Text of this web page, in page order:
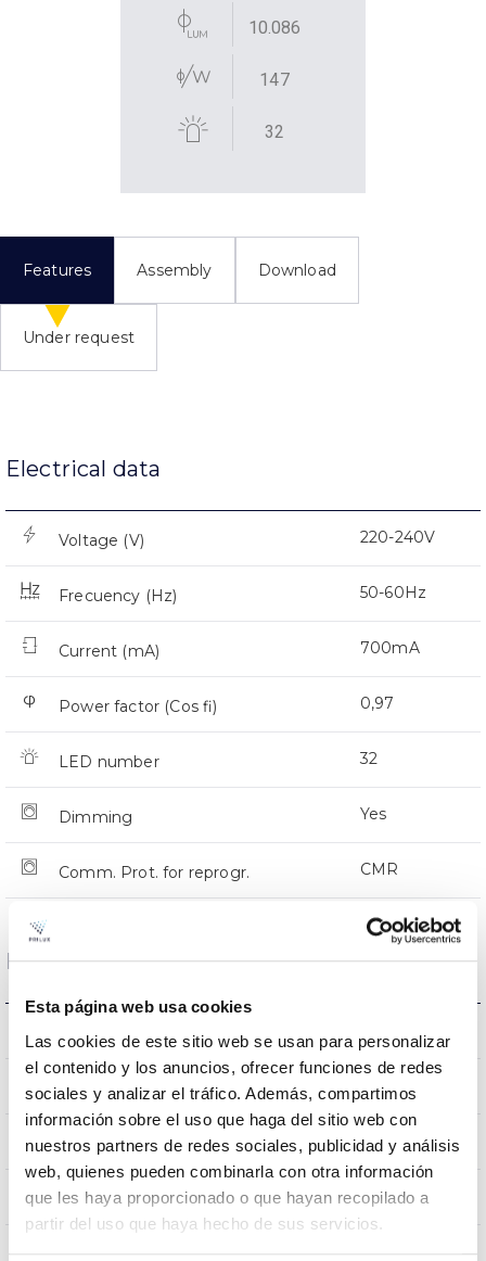
Esta página web usa cookies
Las cookies de este sitio web se usan para personalizar
el contenido y los anuncios, ofrecer funciones de redes
sociales y analizar el tráfico. Además, compartimos
información sobre el uso que haga del sitio web con
nuestros partners de redes sociales, publicidad y análisis
web, quienes pueden combinarla con otra información
que les haya proporcionado o que hayan recopilado a
partir del uso que haya hecho de sus servicios.
10.086
147
32
Features Assembly Download
Under request
Electrical data
Voltage (V) 220-240V
Frecuency (Hz) 50-60Hz
Current (mA) 700mA
Power factor (Cos fi) 0,97
LED number 32
Dimming Yes
Comm. Prot. for reprogr. CMR
Dimensions and Mounting
Mounting
Wind Resistance 0,231m2
Weight 9Kg
Measures 620x295x145mm